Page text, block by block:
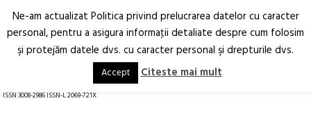
Arhitectură.
Oraș.
RO EN
ISSN 3008-2986 ISSN-L 2069-721X
Ne-am actualizat Politica privind prelucrarea datelor cu caracter
personal, pentru a asigura informaţii detaliate despre cum folosim
şi protejăm datele dvs. cu caracter personal şi drepturile dvs.
Accept Citeste mai mult